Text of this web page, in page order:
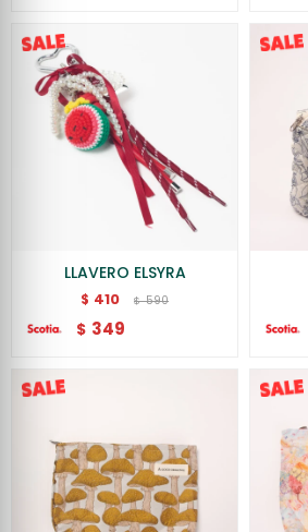
LLAVERO ELSYRA
$ 410 $ 590
$ 349